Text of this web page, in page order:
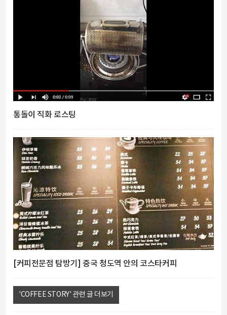
통돌이 직화 로스팅
[커피전문점 탐방기] 중국 청도역 안의 코스타커피
'COFFEE STORY' 관련 글 더보기